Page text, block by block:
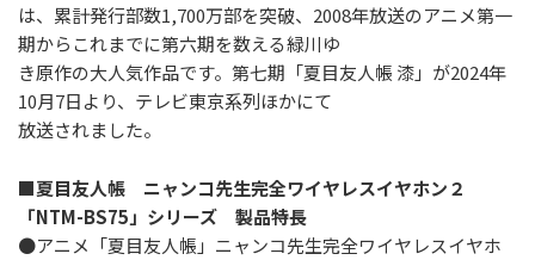
は、累計発行部数1,700万部を突破、2008年放送のアニメ第一
期からこれまでに第六期を数える緑川ゆ
き原作の大人気作品です。第七期「夏目友人帳 漆」が2024年
10月7日より、テレビ東京系列ほかにて
放送されました。
■夏目友人帳 ニャンコ先生完全ワイヤレスイヤホン２
「NTM-BS75」シリーズ 製品特長
●アニメ「夏目友人帳」ニャンコ先生完全ワイヤレスイヤホ